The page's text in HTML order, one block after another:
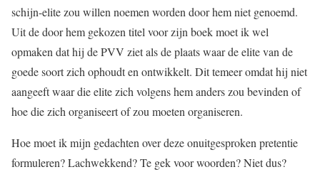
schijn-elite zou willen noemen worden door hem niet genoemd.
Uit de door hem gekozen titel voor zijn boek moet ik wel
opmaken dat hij de PVV ziet als de plaats waar de elite van de
goede soort zich ophoudt en ontwikkelt. Dit temeer omdat hij niet
aangeeft waar die elite zich volgens hem anders zou bevinden of
hoe die zich organiseert of zou moeten organiseren.
Hoe moet ik mijn gedachten over deze onuitgesproken pretentie
formuleren? Lachwekkend? Te gek voor woorden? Niet dus?